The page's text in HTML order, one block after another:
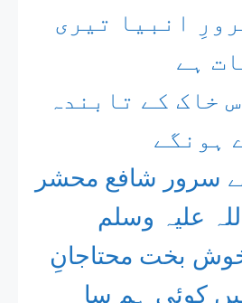
انبیا تیری
ہے
خاک کے تابندہ
ہونگے
سرور شافع محشر
علیہ وسلم
بخت محتاجانِ
کوئی ہم سا